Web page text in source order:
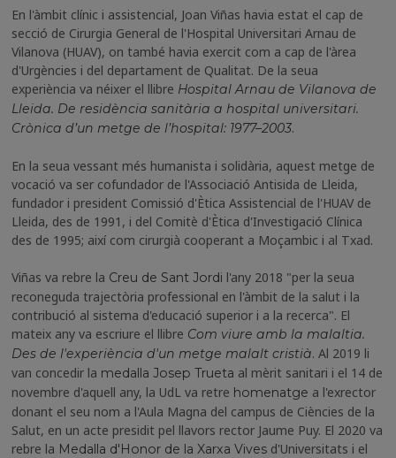
En l'àmbit clínic i assistencial, Joan Viñas havia estat el cap de
secció de Cirurgia General de l'Hospital Universitari Arnau de
Vilanova (HUAV), on també havia exercit com a cap de l'àrea
d'Urgències i del departament de Qualitat. De la seua
experiència va néixer el llibre Hospital Arnau de Vilanova de
Lleida. De residència sanitària a hospital universitari.
Crònica d’un metge de l’hospital: 1977–2003.
En la seua vessant més humanista i solidària, aquest metge de
vocació va ser cofundador de l'Associació Antisida de Lleida,
fundador i president Comissió d'Ètica Assistencial de l'HUAV de
Lleida, des de 1991, i del Comitè d'Ètica d'Investigació Clínica
des de 1995; així com cirurgià cooperant a Moçambic i al Txad.
Viñas va rebre la Creu de Sant Jordi l'any 2018 "per la seua
reconeguda trajectòria professional en l'àmbit de la salut i la
contribució al sistema d'educació superior i a la recerca". El
mateix any va escriure el llibre Com viure amb la malaltia.
Des de l'experiència d'un metge malalt cristià. Al 2019 li
van concedir la medalla Josep Trueta al mèrit sanitari i el 14 de
novembre d'aquell any, la UdL va retre homenatge a l'exrector
donant el seu nom a l'Aula Magna del campus de Ciències de la
Salut, en un acte presidit pel llavors rector Jaume Puy. El 2020 va
rebre la Medalla d'Honor de la Xarxa Vives d'Universitats i el